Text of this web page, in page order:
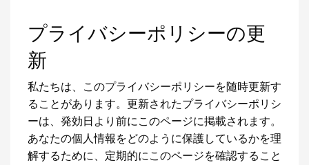
プライバシーポリシーの更
新
私たちは、このプライバシーポリシーを随時更新す
ることがあります。更新されたプライバシーポリシ
ーは、発効日より前にこのページに掲載されます。
あなたの個人情報をどのように保護しているかを理
解するために、定期的にこのページを確認すること